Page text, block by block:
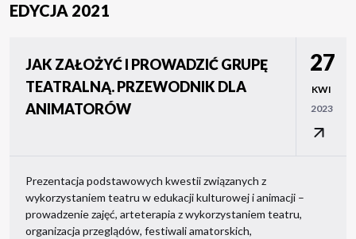
EDYCJA 2021
JAK ZAŁOŻYĆ I PROWADZIĆ GRUPĘ
TEATRALNĄ. PRZEWODNIK DLA
ANIMATORÓW
27
KWI
2023
Prezentacja podstawowych kwestii związanych z
wykorzystaniem teatru w edukacji kulturowej i animacji –
prowadzenie zajęć, arteterapia z wykorzystaniem teatru,
organizacja przeglądów, festiwali amatorskich,